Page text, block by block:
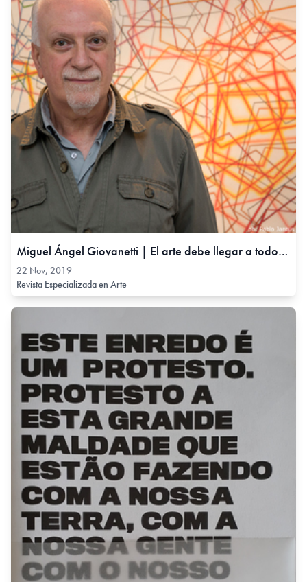
Miguel Ángel Giovanetti | El arte debe llegar a todos, 22 Nov, 2019
22 Nov, 2019
Revista Especializada en Arte